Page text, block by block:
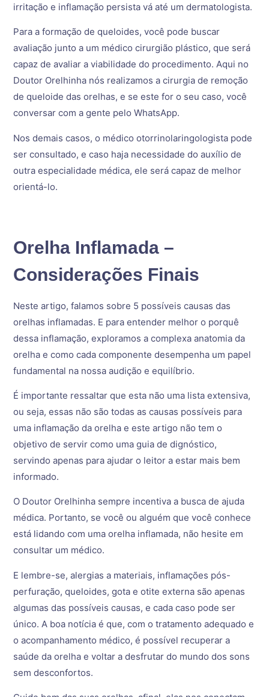
irritação e inflamação persista vá até um dermatologista.
Para a formação de queloides, você pode buscar
avaliação junto a um médico cirurgião plástico, que será
capaz de avaliar a viabilidade do procedimento. Aqui no
Doutor Orelhinha nós realizamos a cirurgia de remoção
de queloide das orelhas, e se este for o seu caso, você
conversar com a gente pelo WhatsApp.
Nos demais casos, o médico otorrinolaringologista pode
ser consultado, e caso haja necessidade do auxílio de
outra especialidade médica, ele será capaz de melhor
orientá-lo.
Orelha Inflamada –
Considerações Finais
Neste artigo, falamos sobre 5 possíveis causas das
orelhas inflamadas. E para entender melhor o porquê
dessa inflamação, exploramos a complexa anatomia da
orelha e como cada componente desempenha um papel
fundamental na nossa audição e equilíbrio.
É importante ressaltar que esta não uma lista extensiva,
ou seja, essas não são todas as causas possíveis para
uma inflamação da orelha e este artigo não tem o
objetivo de servir como uma guia de dignóstico,
servindo apenas para ajudar o leitor a estar mais bem
informado.
O Doutor Orelhinha sempre incentiva a busca de ajuda
médica. Portanto, se você ou alguém que você conhece
está lidando com uma orelha inflamada, não hesite em
consultar um médico.
E lembre-se, alergias a materiais, inflamações pós-
perfuração, queloides, gota e otite externa são apenas
algumas das possíveis causas, e cada caso pode ser
único. A boa notícia é que, com o tratamento adequado e
o acompanhamento médico, é possível recuperar a
saúde da orelha e voltar a desfrutar do mundo dos sons
sem desconfortos.